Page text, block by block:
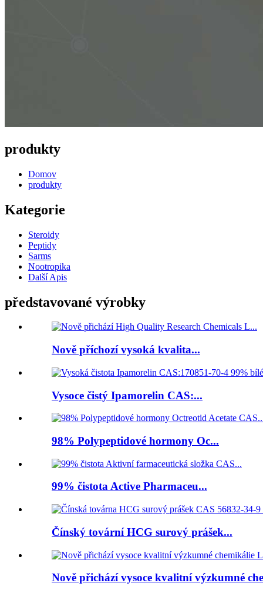
produkty
Domov
produkty
Kategorie
Steroidy
Peptidy
Sarms
Nootropika
Další Apis
představované výrobky
Nově příchozí vysoká kvalita...
Vysoce čistý Ipamorelin CAS:...
98% Polypeptidové hormony Oc...
99% čistota Active Pharmaceu...
Čínský tovární HCG surový prášek...
Nově přichází vysoce kvalitní výzkumné